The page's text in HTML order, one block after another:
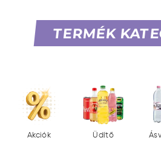
TERMÉK
Akciók Üdítő